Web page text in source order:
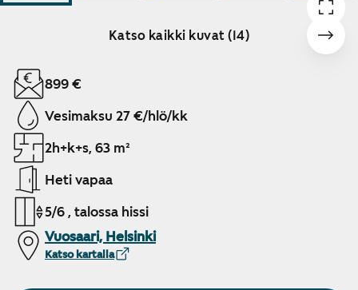
Katso kaikki kuvat (14)
Näytetään dia 1 / 14
899 €
Vesimaksu 27 €/hlö/kk
2h+k+s, 63 m²
Heti vapaa
5/6 , talossa hissi
Vuosaari, Helsinki
Katso kartalla